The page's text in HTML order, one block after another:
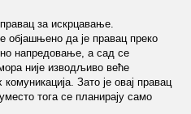
за искрцавање.
објашњено да је правац преко
напредовање, а сад се
није изводљиво веће
Зато је овај правац
тога се планирају само